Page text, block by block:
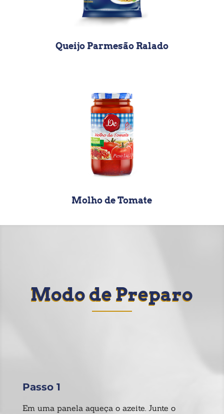
Queijo Parmesão Ralado
Molho de Tomate
Modo de Preparo
Passo 1
Em uma panela aqueça o azeite. Junte o